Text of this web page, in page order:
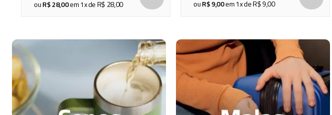
ouR$28,00em1x deR$ 28,00 ouR$9,00em1x deR$9,00